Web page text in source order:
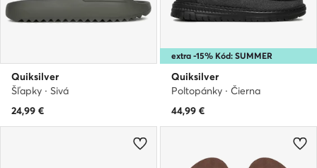
Quiksilver
Šľapky · Sivá
24,99 €
extra -15% Kód: SUMMER
Quiksilver
Poltopánky · Čierna
44,99 €